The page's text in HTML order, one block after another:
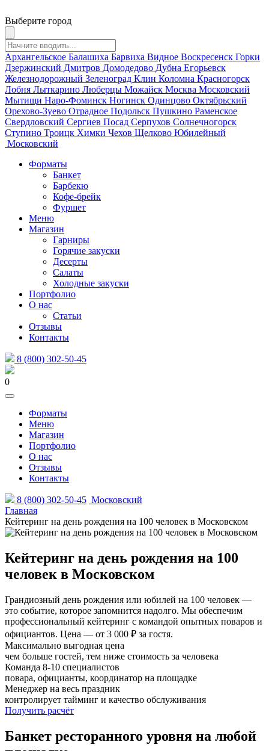
Выберите город
Архангельское Балашиха Барвиха Видное Воскресенск Горки
Дзержинский Дмитров Домодедово Дубна Егорьевск
Железнодорожный Зеленоград Клин Коломна Красногорск
Лобня Лыткарино Люберцы Можайск Москва Московский
Мытищи Наро-Фоминск Ногинск Одинцово Октябрьский
Орехово-Зуево Отрадное Подольск Пушкино Раменское
Свердловский Сергиев Посад Серпухов Солнечногорск
Ступино Троицк Химки Чехов Щелково Юбилейный
Московский
Форматы
Банкет
Барбекю
Кофе-брейк
Фуршет
Меню
Магазин
Гарниры
Горячие закуски
Десерты
Салаты
Холодные закуски
Портфолио
О нас
Статьи
Отзывы
Контакты
8 (800) 302-50-45
0
Форматы
Меню
Магазин
Портфолио
О нас
Отзывы
Контакты
8 (800) 302-50-45 Московский
Главная
Кейтеринг на день рождения на 100 человек в Московском
Кейтеринг на день рождения на 100
человек в Московском
Грандиозный день рождения или юбилей на 100 человек —
это событие, которое запомнится надолго. Мы обеспечим
профессиональный кейтеринг с командой опытных поваров и
официантов. Цена — от 3 000 ₽ за гостя.
Максимально выгодная цена
чем больше гостей, тем ниже стоимость за человека
Команда 8-10 специалистов
повара, официанты, координатор на площадке
Менеджер на весь праздник
контролирует тайминг и качество обслуживания
Получить расчёт
Банкет ресторанного уровня на любой